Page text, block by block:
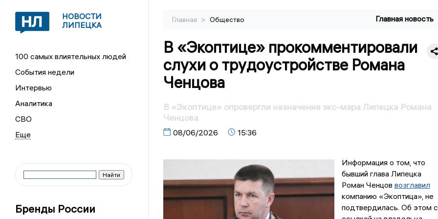
НОВОСТИ
ЛИПЕЦКА
100 самых влиятельных людей
События недели
Интервью
Аналитика
СВО
Бренды России
Главная > Общество Главная новость
В «Экоптице» прокомментировали
слухи о трудоустройстве Романа
Ченцова
В «Экоптице» опровергли назначение экс-мэра Липецка Романа
Ченцова
08/06/2026 15:36
Информация о том, что
бывший глава Липецка
Роман Ченцов возглавил
компанию «Экоптица», не
подтвердилась. Об этом